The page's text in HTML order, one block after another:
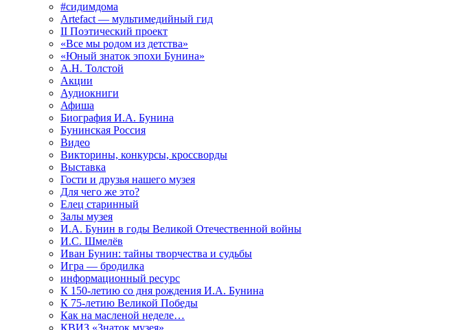
#сидимдома
Artefact — мультимедийный гид
II Поэтический проект
«Все мы родом из детства»
«Юный знаток эпохи Бунина»
А.Н. Толстой
Акции
Аудиокниги
Афиша
Биография И.А. Бунина
Бунинская Россия
Видео
Викторины, конкурсы, кроссворды
Выставка
Гости и друзья нашего музея
Для чего же это?
Елец старинный
Залы музея
И.А. Бунин в годы Великой Отечественной войны
И.С. Шмелёв
Иван Бунин: тайны творчества и судьбы
Игра — бродилка
информационный ресурс
К 150-летию со дня рождения И.А. Бунина
К 75-летию Великой Победы
Как на масленой неделе…